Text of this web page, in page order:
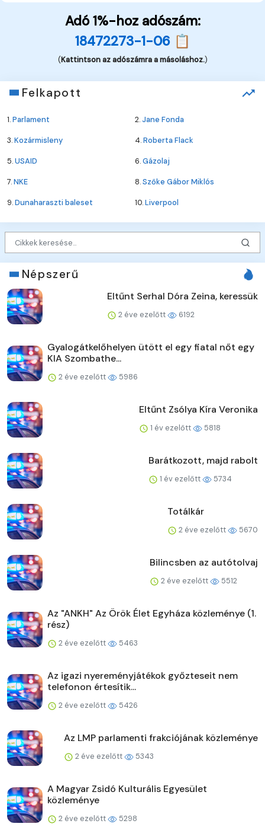
Adó 1%-hoz adószám:
18472273-1-06 📋
(Kattintson az adószámra a másoláshoz.)
Felkapott
1.Parlament 2.Jane Fonda
3.Kozármisleny 4.Roberta Flack
5.USAID 6.Gázolaj
7.NKE 8.Szőke Gábor Miklós
9.Dunaharaszti baleset 10.Liverpool
Népszerű
Eltűnt Serhal Dóra Zeina, keressük
2 éve ezelőtt 6192
Gyalogátkelőhelyen ütött el egy fiatal nőt egy
KIA Szombathe...
2 éve ezelőtt 5986
Eltűnt Zsólya Kíra Veronika
1 év ezelőtt 5818
Barátkozott, majd rabolt
1 év ezelőtt 5734
Totálkár
2 éve ezelőtt 5670
Bilincsben az autótolvaj
2 éve ezelőtt 5512
Az "ANKH" Az Örök Élet Egyháza közleménye (1.
rész)
2 éve ezelőtt 5463
Az igazi nyereményjátékok győzteseit nem
telefonon értesítik...
2 éve ezelőtt 5426
Az LMP parlamenti frakciójának közleménye
2 éve ezelőtt 5343
A Magyar Zsidó Kulturális Egyesület
közleménye
2 éve ezelőtt 5298